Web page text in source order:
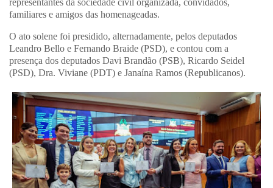
representantes da sociedade civil organizada, convidados,
familiares e amigos das homenageadas.
O ato solene foi presidido, alternadamente, pelos deputados
Leandro Bello e Fernando Braide (PSD), e contou com a
presença dos deputados Davi Brandão (PSB), Ricardo Seidel
(PSD), Dra. Viviane (PDT) e Janaína Ramos (Republicanos).